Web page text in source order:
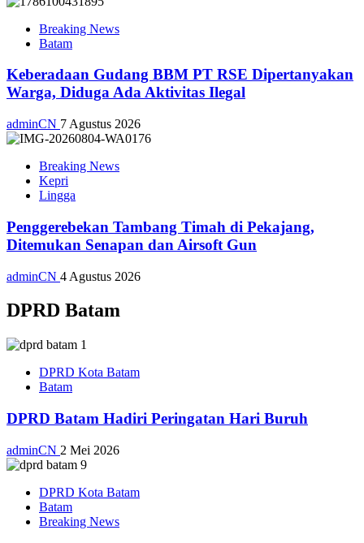
Breaking News
Batam
Keberadaan Gudang BBM PT RSE Dipertanyakan
Warga, Diduga Ada Aktivitas Ilegal
adminCN 7 Agustus 2026
Breaking News
Kepri
Lingga
Penggerebekan Tambang Timah di Pekajang,
Ditemukan Senapan dan Airsoft Gun
adminCN 4 Agustus 2026
DPRD Batam
DPRD Kota Batam
Batam
DPRD Batam Hadiri Peringatan Hari Buruh
adminCN 2 Mei 2026
DPRD Kota Batam
Batam
Breaking News